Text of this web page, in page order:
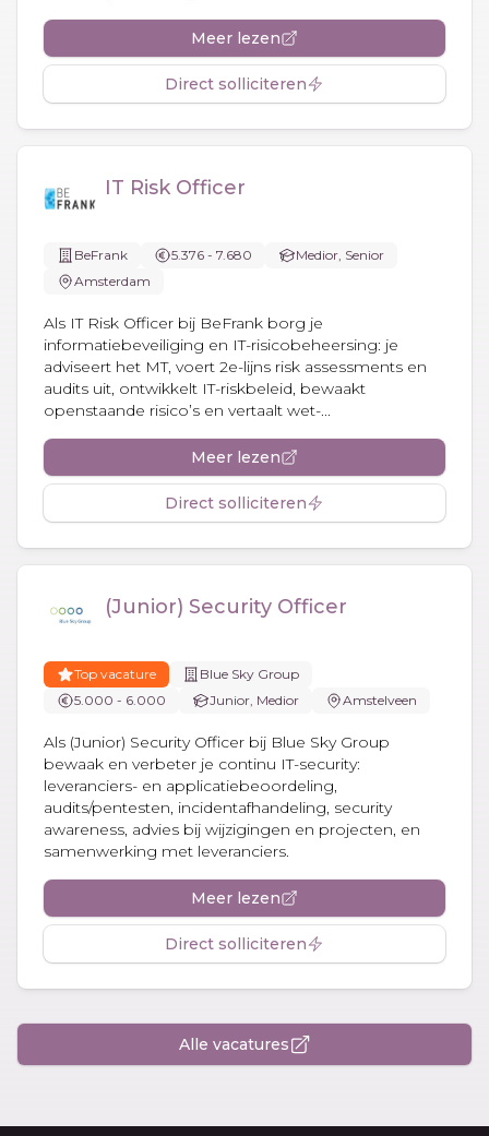
Meer lezen
Direct solliciteren
IT Risk Officer
BeFrank 5.376 - 7.680
Medior, Senior
Amsterdam
Als IT Risk Officer bij BeFrank borg je
informatiebeveiliging en IT-risicobeheersing: je
adviseert het MT, voert 2e-lijns risk assessments en
audits uit, ontwikkelt IT-riskbeleid, bewaakt
openstaande risico’s en vertaalt wet-...
Meer lezen
Direct solliciteren
(Junior) Security Officer
Top vacature
Blue Sky Group
5.000 - 6.000
Junior, Medior Amstelveen
Als (Junior) Security Officer bij Blue Sky Group
bewaak en verbeter je continu IT-security:
leveranciers- en applicatiebeoordeling,
audits/pentesten, incidentafhandeling, security
awareness, advies bij wijzigingen en projecten, en
samenwerking met leveranciers.
Meer lezen
Direct solliciteren
Alle vacatures